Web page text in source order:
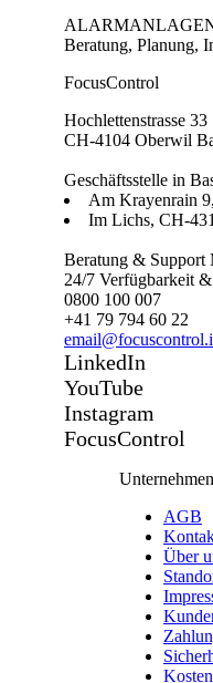
Beratung, Planung,
FocusControl
Hochlettenstrasse 33
CH-4104 Oberwil
Geschäftsstelle in
Am Krayenrain
Im Lichs, CH-
Beratung & Support
24/7 Verfügbarkeit
0800 100 007
+41 79 794 60 22
LinkedIn
YouTube
Instagram
FocusControl
Unternehmen
AGB
Über